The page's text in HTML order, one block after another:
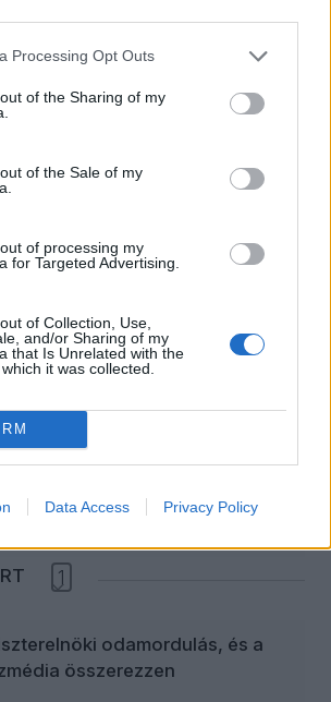
Processing Opt Outs
of the Sharing of my
of the Sale of my
of processing my
for Targeted Advertising.
of Collection, Use,
and/or Sharing of my
that Is Unrelated with the
it was collected.
Data Access Privacy Policy
kormány jó úton halad, hogy a
része is zajos kasszasiker
kategóriában.
levonuló influenszerekről:
gyermekeink
a kampánycél teljesült, az
most nincs szükség.
1
odamordulás, és a
összerezzen